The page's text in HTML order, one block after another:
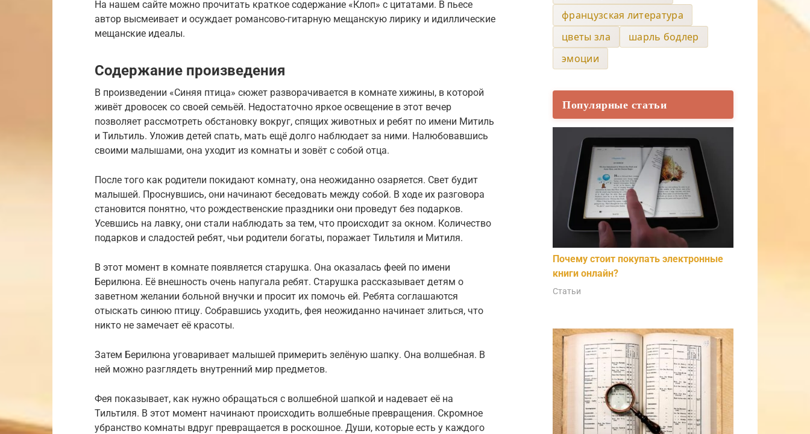
На нашем сайте можно прочитать краткое содержание «Клоп» с цитатами. В пьесе
автор высмеивает и осуждает романсово-гитарную мещанскую лирику и идиллические
мещанские идеалы.
Содержание произведения
В произведении «Синяя птица» сюжет разворачивается в комнате хижины, в которой
живёт дровосек со своей семьёй. Недостаточно яркое освещение в этот вечер
позволяет рассмотреть обстановку вокруг, спящих животных и ребят по имени Митиль
и Тильтиль. Уложив детей спать, мать ещё долго наблюдает за ними. Налюбовавшись
своими малышами, она уходит из комнаты и зовёт с собой отца.
После того как родители покидают комнату, она неожиданно озаряется. Свет будит
малышей. Проснувшись, они начинают беседовать между собой. В ходе их разговора
становится понятно, что рождественские праздники они проведут без подарков.
Усевшись на лавку, они стали наблюдать за тем, что происходит за окном. Количество
подарков и сладостей ребят, чьи родители богаты, поражает Тильтиля и Митиля.
В этот момент в комнате появляется старушка. Она оказалась феей по имени
Берилюна. Её внешность очень напугала ребят. Старушка рассказывает детям о
заветном желании больной внучки и просит их помочь ей. Ребята соглашаются
отыскать синюю птицу. Собравшись уходить, фея неожиданно начинает злиться, что
никто не замечает её красоты.
Затем Берилюна уговаривает малышей примерить зелёную шапку. Она волшебная. В
ней можно разглядеть внутренний мир предметов.
Фея показывает, как нужно обращаться с волшебной шапкой и надевает её на
Тильтиля. В этот момент начинают происходить волшебные превращения. Скромное
убранство комнаты вдруг превращается в роскошное. Души, которые есть у каждого
французская литература
цветы зла
шарль бодлер
эмоции
Популярные статьи
Почему стоит покупать электронные
книги онлайн?
Статьи